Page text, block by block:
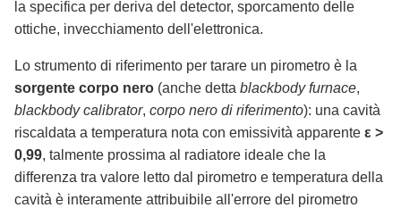
la specifica per deriva del detector, sporcamento delle
ottiche, invecchiamento dell'elettronica.
Lo strumento di riferimento per tarare un pirometro è la
sorgente corpo nero (anche detta blackbody furnace,
blackbody calibrator, corpo nero di riferimento): una cavità
riscaldata a temperatura nota con emissività apparente ε >
0,99, talmente prossima al radiatore ideale che la
differenza tra valore letto dal pirometro e temperatura della
cavità è interamente attribuibile all'errore del pirometro